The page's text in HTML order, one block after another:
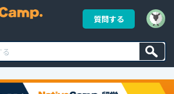
質問する